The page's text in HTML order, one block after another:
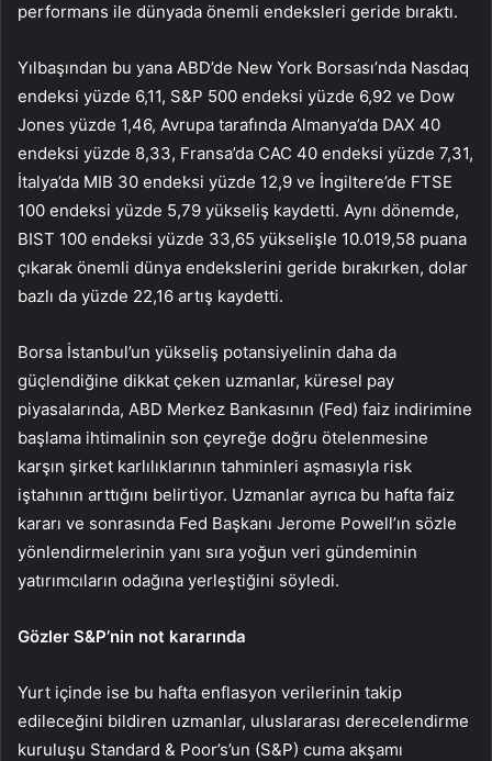
performans ile dünyada önemli endeksleri geride bıraktı.
Yılbaşından bu yana ABD’de New York Borsası’nda Nasdaq
endeksi yüzde 6,11, S&P 500 endeksi yüzde 6,92 ve Dow
Jones yüzde 1,46, Avrupa tarafında Almanya’da DAX 40
endeksi yüzde 8,33, Fransa’da CAC 40 endeksi yüzde 7,31,
İtalya’da MIB 30 endeksi yüzde 12,9 ve İngiltere’de FTSE
100 endeksi yüzde 5,79 yükseliş kaydetti. Aynı dönemde,
BIST 100 endeksi yüzde 33,65 yükselişle 10.019,58 puana
çıkarak önemli dünya endekslerini geride bırakırken, dolar
bazlı da yüzde 22,16 artış kaydetti.
Borsa İstanbul’un yükseliş potansiyelinin daha da
güçlendiğine dikkat çeken uzmanlar, küresel pay
piyasalarında, ABD Merkez Bankasının (Fed) faiz indirimine
başlama ihtimalinin son çeyreğe doğru ötelenmesine
karşın şirket karlılıklarının tahminleri aşmasıyla risk
iştahının arttığını belirtiyor. Uzmanlar ayrıca bu hafta faiz
kararı ve sonrasında Fed Başkanı Jerome Powell’ın sözle
yönlendirmelerinin yanı sıra yoğun veri gündeminin
yatırımcıların odağına yerleştiğini söyledi.
Gözler S&P’nin not kararında
Yurt içinde ise bu hafta enflasyon verilerinin takip
edileceğini bildiren uzmanlar, uluslararası derecelendirme
kuruluşu Standard & Poor’s’un (S&P) cuma akşamı